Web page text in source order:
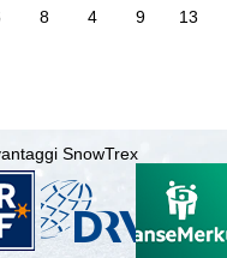
8 4 9 13
SnowTrex